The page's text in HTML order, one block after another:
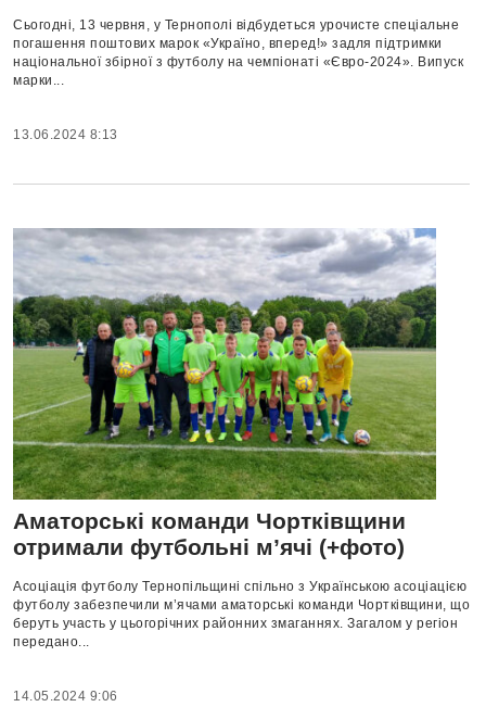
Сьогодні, 13 червня, у Тернополі відбудеться урочисте спеціальне
погашення поштових марок «Україно, вперед!» задля підтримки
національної збірної з футболу на чемпіонаті «Євро-2024». Випуск
марки...
13.06.2024 8:13
Аматорські команди Чортківщини
отримали футбольні м’ячі (+фото)
Асоціація футболу Тернопільщині спільно з Українською асоціацією
футболу забезпечили м’ячами аматорські команди Чортківщини, що
беруть участь у цьогорічних районних змаганнях. Загалом у регіон
передано...
14.05.2024 9:06